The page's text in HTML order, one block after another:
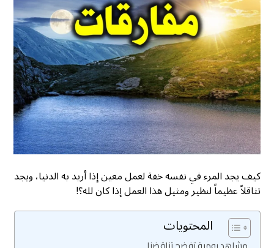
كيف يجد المرء في نفسه خفة لعمل معين إذا أريد به الدنيا، ويجد
تثاقلاً عظيماً لنظير ومثيل هذا العمل إذا كان لله؟!
المحتويات